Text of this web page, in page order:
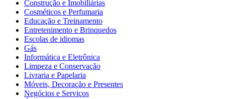
Construção e Imobiliárias
Cosméticos e Perfumaria
Educação e Treinamento
Entretenimento e Brinquedos
Escolas de idiomas
Gás
Informática e Eletrônica
Limpeza e Conservação
Livraria e Papelaria
Móveis, Decoração e Presentes
Negócios e Serviços